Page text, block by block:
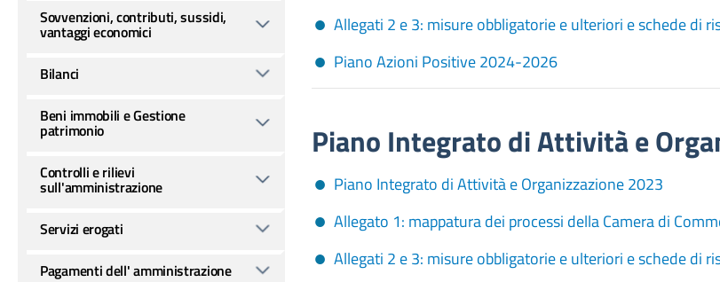
Allegati 2 e 3: misure obbligatorie e ulteriori e schede di
Piano Azioni Positive 2024-2026
Piano Integrato di Attività e
Piano Integrato di Attività e Organizzazione 2023
Allegato 1: mappatura dei processi della Camera di
Allegati 2 e 3: misure obbligatorie e ulteriori e schede di
Sovvenzioni, contributi, sussidi,
vantaggi economici
Bilanci
Beni immobili e Gestione
patrimonio
Controlli e rilievi
sull'amministrazione
Servizi erogati
Pagamenti dell' amministrazione